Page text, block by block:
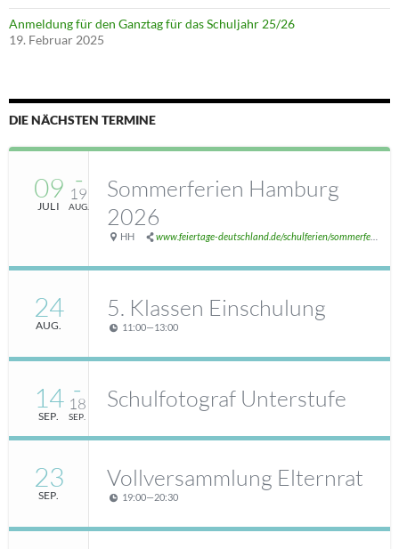
Anmeldung für den Ganztag für das Schuljahr 25/26
19. Februar 2025
DIE NÄCHSTEN TERMINE
09
JULI
–
19
AUG.
Sommerferien Hamburg
2026
HH www.feiertage-deutschland.de/schulferien/sommerferien/
24
AUG.
5. Klassen Einschulung
11:00—13:00
14
SEP.
–
18
SEP.
Schulfotograf Unterstufe
23
SEP.
Vollversammlung Elternrat
19:00—20:30